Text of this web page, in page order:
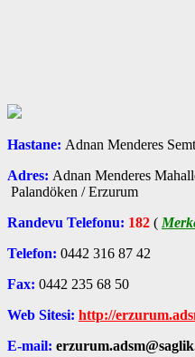
Hastane: Adnan Menderes
Adres: Adnan Menderes
Palandöken / Erzurum
Randevu Telefonu: 182 (
Telefon: 0442 316 87 42
Fax: 0442 235 68 50
Web Sitesi: http://
E-mail: